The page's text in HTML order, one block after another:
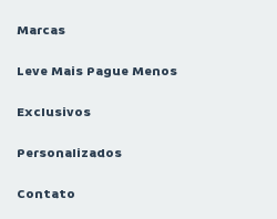
Marcas
Leve Mais Pague Menos
Exclusivos
Personalizados
Contato